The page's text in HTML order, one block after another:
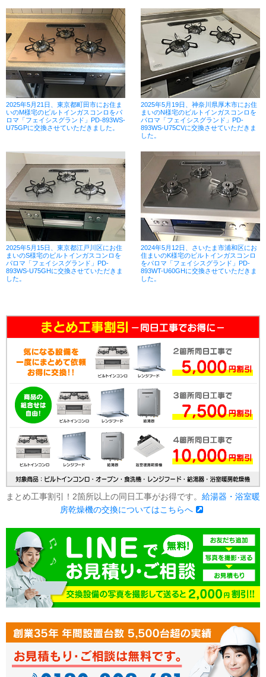
2025年5月21日、東京都町田市にお住ま
いのM様宅のビルトインガスコンロをパ
ロマ「フェイシスグランド」PD-893WS-
U75GPに交換させていただきました。
2025年5月19日、神奈川県厚木市にお住
まいのN様宅のビルトインガスコンロを
パロマ「フェイシスグランド」PD-
893WS-U75CVに交換させていただきま
した。
2025年5月15日、東京都江戸川区にお住
まいのS様宅のビルトインガスコンロを
パロマ「フェイシスグランド」PD-
893WS-U75GHに交換させていただきま
した。
2024年5月12日、さいたま市浦和区にお
住まいのK様宅のビルトインガスコンロ
をパロマ「フェイシスグランド」PD-
893WT-U60GHに交換させていただきま
した。
まとめ工事割引！2箇所以上の同日工事がお得です。 給湯器・浴室暖
房乾燥機の交換についてはこちらへ